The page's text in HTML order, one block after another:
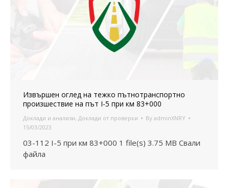
Извършен оглед на тежко пътнотранспортно
произшествие на път I-5 при км 83+000
Доклади и анализи, Доклади от проверки By adminXNRY
15/03/2023
03-112 I-5 при км 83+000 1 file(s) 3.75 MB Свали
файла